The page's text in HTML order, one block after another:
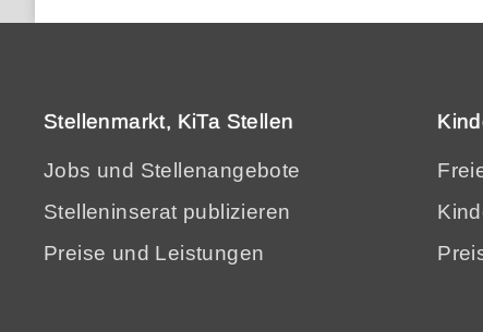
Stellenmarkt, KiTa Stellen
Jobs und Stellenangebote
Stelleninserat publizieren
Preise und Leistungen